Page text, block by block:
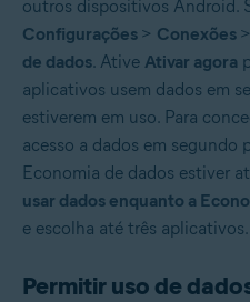
outros dispositivos Android.
Configurações > Conexões >
de dados. Ative Ativar agora
aplicativos usem dados em
estiverem em uso. Para
acesso a dados em segundo
Economia de dados estiver
usar dados enquanto a
e escolha até três aplicativos.
Permitir uso de